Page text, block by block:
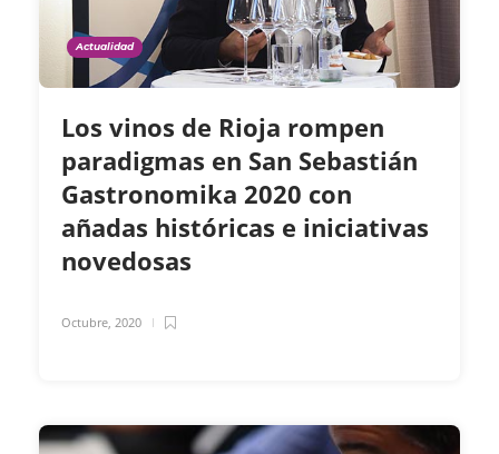
Actualidad
Los vinos de Rioja rompen
paradigmas en San Sebastián
Gastronomika 2020 con
añadas históricas e iniciativas
novedosas
Octubre, 2020